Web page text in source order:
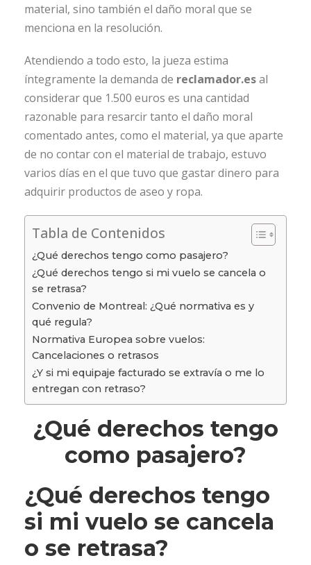
material, sino también el daño moral que se
menciona en la resolución.
Atendiendo a todo esto, la jueza estima
íntegramente la demanda de reclamador.esal
considerar que 1.500 euros es una cantidad
razonable para resarcir tanto el daño moral
comentado antes, como el material, ya que aparte
de no contar con el material de trabajo, estuvo
varios días en el que tuvo que gastar dinero para
adquirir productos de aseo y ropa.
Tabla de Contenidos
¿Qué derechos tengo como pasajero?
¿Qué derechos tengo si mi vuelo se cancela o
se retrasa?
Convenio de Montreal: ¿Qué normativa es y
qué regula?
Normativa Europea sobre vuelos:
Cancelaciones o retrasos
¿Y si mi equipaje facturado se extravía o me lo
entregan con retraso?
¿Qué derechos tengo
como pasajero?
¿Qué derechos tengo
si mi vuelo se cancela
o se retrasa?